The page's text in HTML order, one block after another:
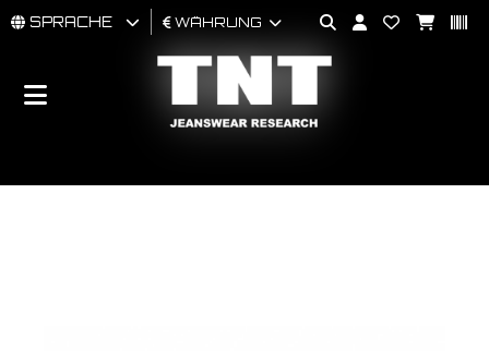
MÄNNER
BRAND
SPRACHE WÄHRUNG